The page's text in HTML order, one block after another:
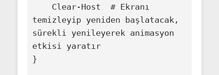
temizleyip yeniden başlatacak,
sürekli yenileyerek animasyon
etkisi yaratır
}